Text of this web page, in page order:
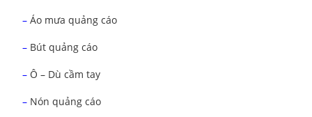
–Áo mưa quảng cáo
– Bút quảng cáo
– Ô – Dù cầm tay
– Nón quảng cáo